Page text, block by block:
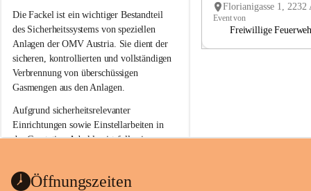
a
a
Die Fackel ist ein wichtiger Bestandteil
des Sicherheitssystems von speziellen
Anlagen der OMV Austria. Sie dient der
sicheren, kontrollierten und vollständigen
Verbrennung von überschüssigen
Gasmengen aus den Anlagen.
Aufgrund sicherheitsrelevanter
Einrichtungen sowie Einstellarbeiten in
der Gasstation Aderklaa ist fallweise
kommenden Tagen und Wochen wird
Event von
Freiwillige
Öffnungszeiten